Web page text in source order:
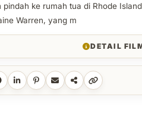
pindah ke rumah tua di Rhode
Warren, yang m
DETAIL